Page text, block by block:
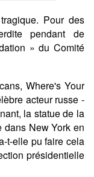
Pour des
pendant de
» du Comité
Where's Your
acteur russe -
la statue de la
dans New York en
t-elle pu faire cela
présidentielle